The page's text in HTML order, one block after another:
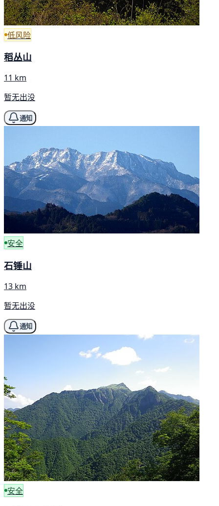
低风险
稻丛山
11 km
暂无出没
通知
安全
石锤山
13 km
暂无出没
通知
安全